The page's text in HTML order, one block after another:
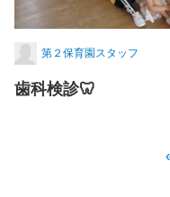
第２保育園スタッフ
歯科検診🦷